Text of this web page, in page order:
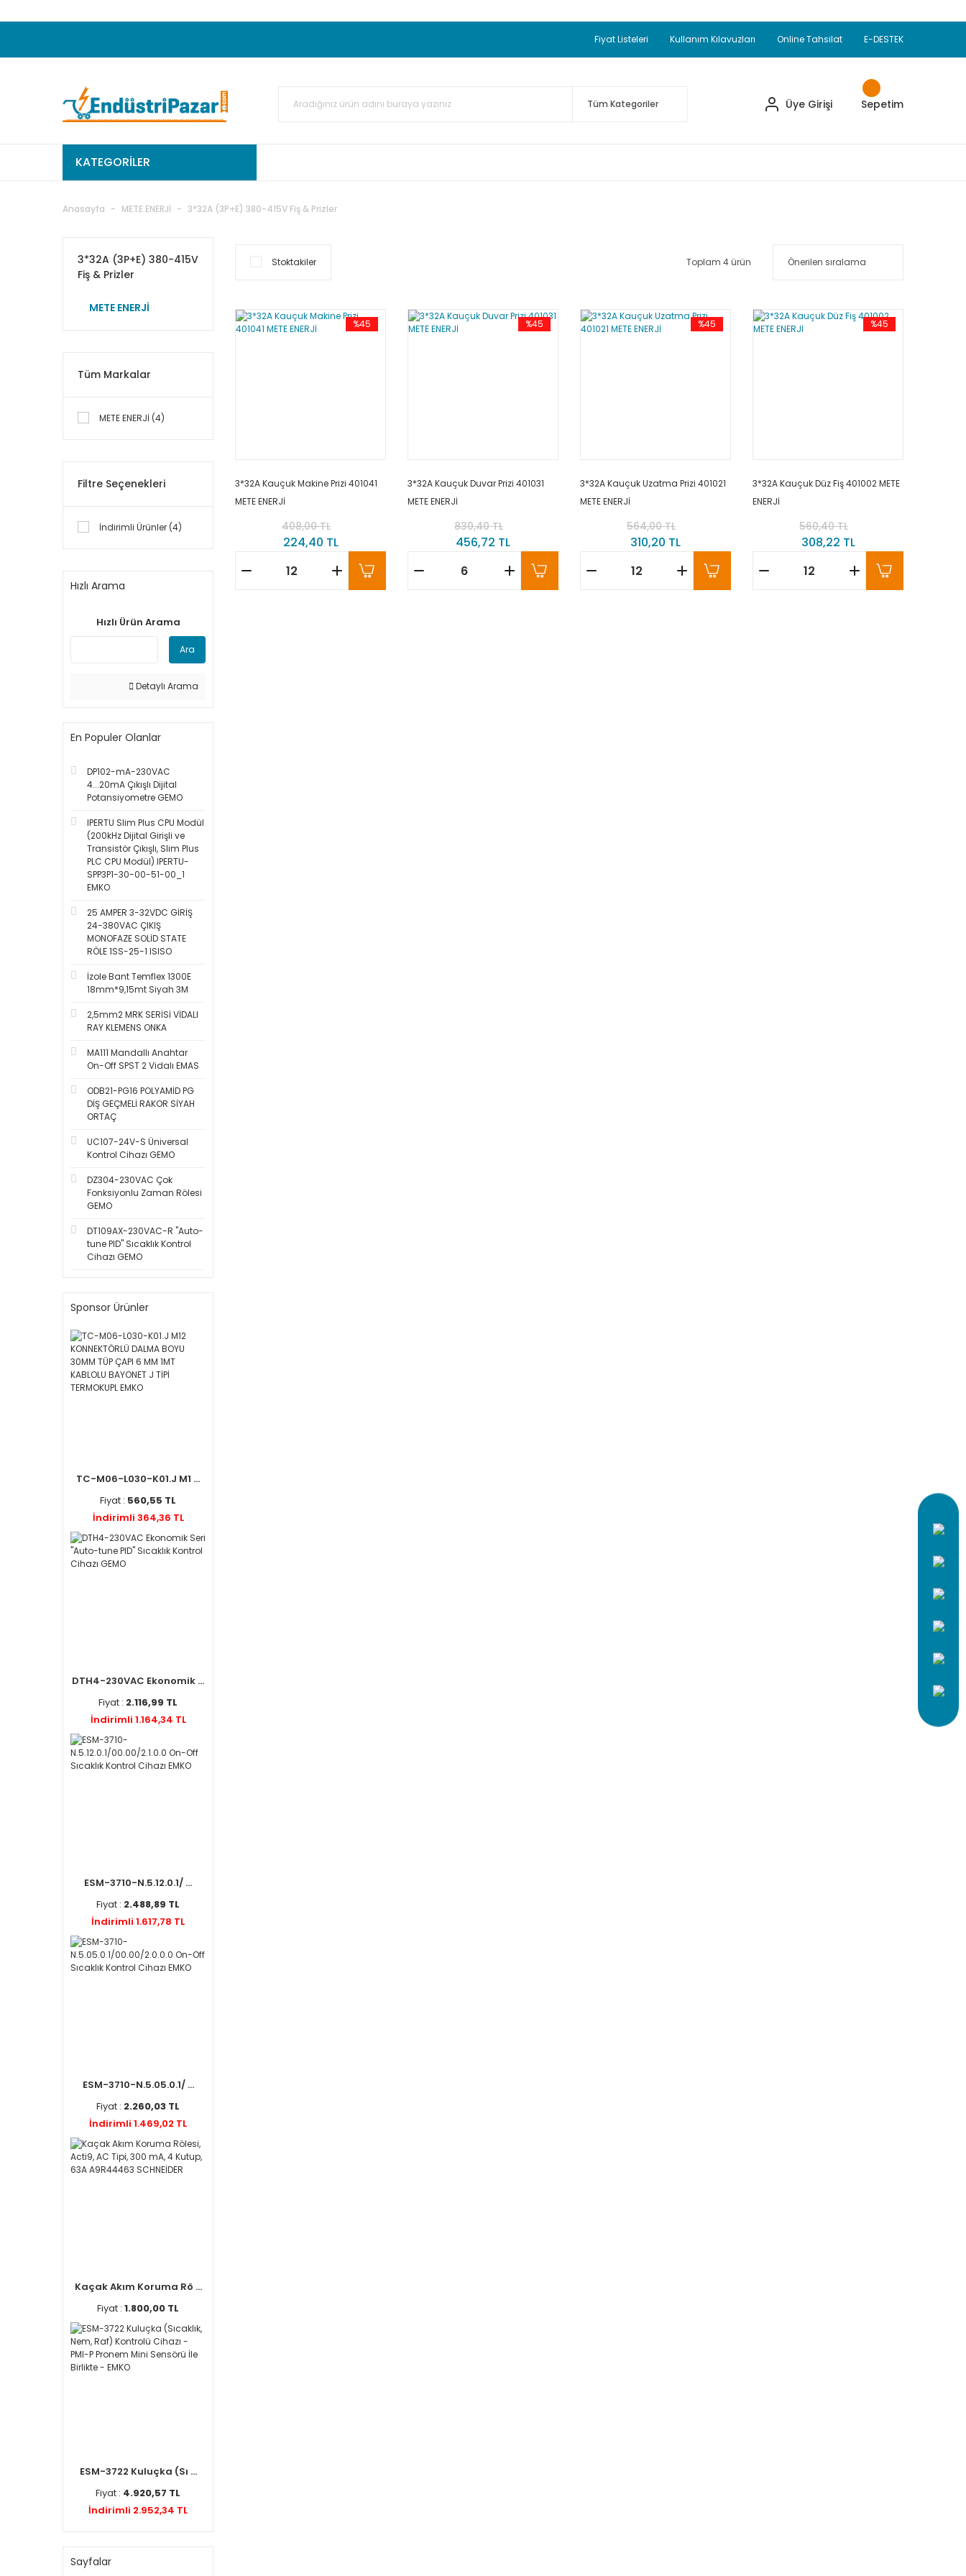
20.000TL ve Üzeri Alışverişlerinizde KARGO BEDAVATC Standart Bayonet J Tip Termokupul Ürünlerinde 50 Adet Alımlarda Sepette Ekstra %5 İskonto...
TC Standart Bayonet J Tip Termokupul Ürünlerinde 250 Adet Alımlarda Sepette
50.000,00TL ve Üzeri EMKO Ürünleri Alışverişlerinizde Sepette
Fiyat Listeleri Kullanım Kılavuzları Online Tahsilat E-DESTEK
Üye Girişi Sepetim
KATEGORİLER
Anasayfa METE ENERJİ 3*32A (3P+E) 380-415V Fiş & Prizler
3*32A (3P+E) 380-415V
Fiş & Prizler
METE ENERJİ
Tüm Markalar
METE ENERJİ (4)
Filtre Seçenekleri
İndirimli Ürünler (4)
Hızlı Arama
Hızlı Ürün Arama
Ara
Detaylı Arama
En Populer Olanlar
DP102-mA-230VAC
4...20mA Çıkışlı Dijital
Potansiyometre GEMO
IPERTU Slim Plus CPU Modül
(200kHz Dijital Girişli ve
Transistör Çıkışlı, Slim Plus
PLC CPU Modül) IPERTU-
SPP3P1-30-00-51-00_1
EMKO
25 AMPER 3-32VDC GİRİŞ
24-380VAC ÇIKIŞ
MONOFAZE SOLİD STATE
RÖLE 1SS-25-1 ISISO
İzole Bant Temflex 1300E
18mm*9,15mt Siyah 3M
2,5mm2 MRK SERİSİ VİDALI
RAY KLEMENS ONKA
MA111 Mandallı Anahtar
On-Off SPST 2 Vidalı EMAS
ODB21-PG16 POLYAMİD PG
DİŞ GEÇMELİ RAKOR SİYAH
ORTAÇ
UC107-24V-S Üniversal
Kontrol Cihazı GEMO
DZ304-230VAC Çok
Fonksiyonlu Zaman Rölesi
GEMO
DT109AX-230VAC-R ''Auto-
tune PID'' Sıcaklık Kontrol
Cihazı GEMO
Sponsor Ürünler
TC-M06-L030-K01.J M1 ...
Fiyat : 560,55 TL
İndirimli 364,36 TL
DTH4-230VAC Ekonomik ...
Fiyat : 2.116,99 TL
İndirimli 1.164,34 TL
ESM-3710-N.5.12.0.1/ ...
Fiyat : 2.488,89 TL
İndirimli 1.617,78 TL
ESM-3710-N.5.05.0.1/ ...
Fiyat : 2.260,03 TL
İndirimli 1.469,02 TL
Kaçak Akım Koruma Rö ...
Fiyat : 1.800,00 TL
ESM-3722 Kuluçka (Sı ...
Fiyat : 4.920,57 TL
İndirimli 2.952,34 TL
Sayfalar
Stoktakiler Toplam 4 ürün
%45
3*32A Kauçuk Makine Prizi 401041
METE ENERJİ
408,00 TL
224,40 TL
%45
3*32A Kauçuk Duvar Prizi 401031
METE ENERJİ
830,40 TL
456,72 TL
%45
3*32A Kauçuk Uzatma Prizi 401021
METE ENERJİ
564,00 TL
310,20 TL
%45
3*32A Kauçuk Düz Fiş 401002 METE
ENERJİ
560,40 TL
308,22 TL